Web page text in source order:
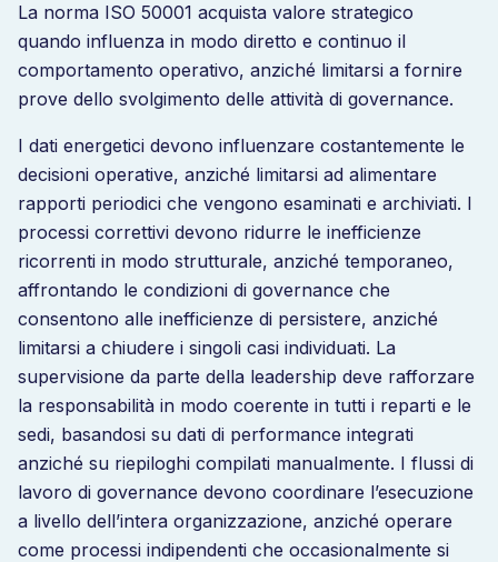
La norma ISO 50001 acquista valore strategico
quando influenza in modo diretto e continuo il
comportamento operativo, anziché limitarsi a fornire
prove dello svolgimento delle attività di governance.
I dati energetici devono influenzare costantemente le
decisioni operative, anziché limitarsi ad alimentare
rapporti periodici che vengono esaminati e archiviati. I
processi correttivi devono ridurre le inefficienze
ricorrenti in modo strutturale, anziché temporaneo,
affrontando le condizioni di governance che
consentono alle inefficienze di persistere, anziché
limitarsi a chiudere i singoli casi individuati. La
supervisione da parte della leadership deve rafforzare
la responsabilità in modo coerente in tutti i reparti e le
sedi, basandosi su dati di performance integrati
anziché su riepiloghi compilati manualmente. I flussi di
lavoro di governance devono coordinare l’esecuzione
a livello dell’intera organizzazione, anziché operare
come processi indipendenti che occasionalmente si